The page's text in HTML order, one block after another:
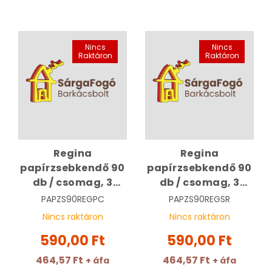
Nincs
Raktáron
Regina
papírzsebkendő 90
db / csomag, 3
rétegű, Pure
Coconut/White
PAPZS90REGPC
Nincs raktáron
590,00 Ft
464,57 Ft + áfa
Nincs
Raktáron
Regina
papírzsebkendő 90
db / csomag, 3
rétegű, Sense Rain,
Cream
PAPZS90REGSR
Nincs raktáron
590,00 Ft
464,57 Ft + áfa